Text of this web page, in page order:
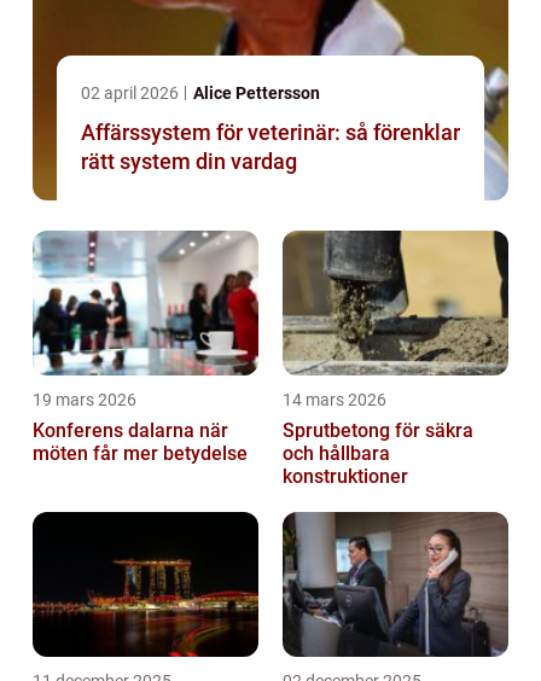
02 april 2026 Alice Pettersson
Affärssystem för veterinär: så förenklar
rätt system din vardag
19 mars 2026
Konferens dalarna när
möten får mer betydelse
14 mars 2026
Sprutbetong för säkra
och hållbara
konstruktioner